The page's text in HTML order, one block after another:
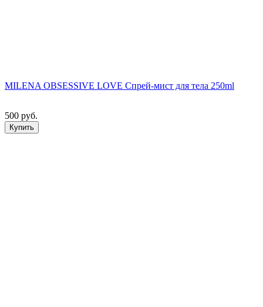
MILENA OBSESSIVE LOVE Спрей-мист для тела 250ml
500 руб.
Купить